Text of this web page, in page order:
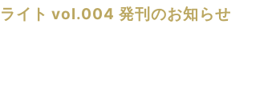
イト vol.004 発刊のお知らせ